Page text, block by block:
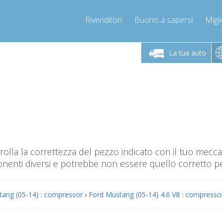
Rivenditori Buono a sapersi
La tua auto
9-12 / 14-17
Chiamaci!
+393278892946
Lunedì-
la correttezza del pezzo indicato con il tuo
diversi e potrebbe non essere quello corretto
(05-14) : compressor › Ford Mustang (05-14) 4.6 V8 :